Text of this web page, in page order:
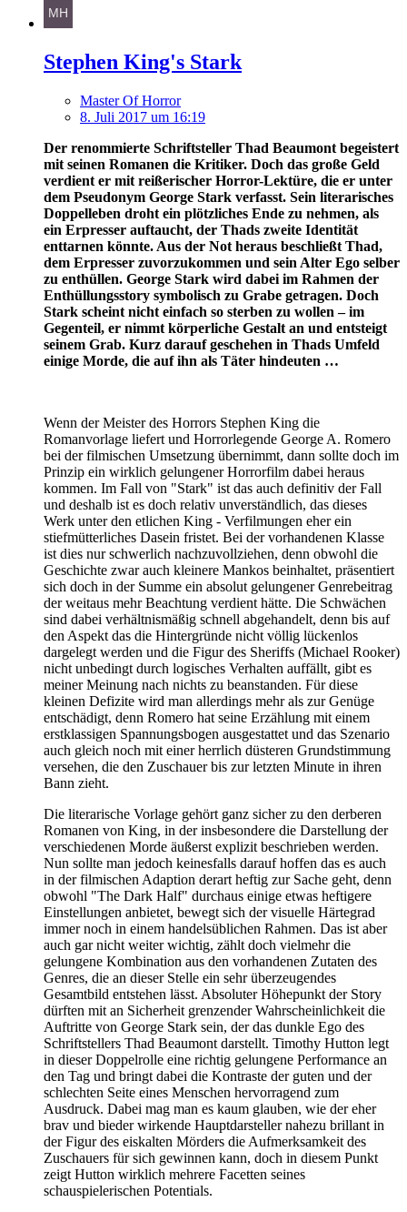
Stephen King's Stark
Master Of Horror
8. Juli 2017 um 16:19
Der renommierte Schriftsteller Thad Beaumont begeistert
mit seinen Romanen die Kritiker. Doch das große Geld
verdient er mit reißerischer Horror-Lektüre, die er unter
dem Pseudonym George Stark verfasst. Sein literarisches
Doppelleben droht ein plötzliches Ende zu nehmen, als
ein Erpresser auftaucht, der Thads zweite Identität
enttarnen könnte. Aus der Not heraus beschließt Thad,
dem Erpresser zuvorzukommen und sein Alter Ego selber
zu enthüllen. George Stark wird dabei im Rahmen der
Enthüllungsstory symbolisch zu Grabe getragen. Doch
Stark scheint nicht einfach so sterben zu wollen – im
Gegenteil, er nimmt körperliche Gestalt an und entsteigt
seinem Grab. Kurz darauf geschehen in Thads Umfeld
einige Morde, die auf ihn als Täter hindeuten …
Wenn der Meister des Horrors Stephen King die
Romanvorlage liefert und Horrorlegende George A. Romero
bei der filmischen Umsetzung übernimmt, dann sollte doch im
Prinzip ein wirklich gelungener Horrorfilm dabei heraus
kommen. Im Fall von "Stark" ist das auch definitiv der Fall
und deshalb ist es doch relativ unverständlich, das dieses
Werk unter den etlichen King - Verfilmungen eher ein
stiefmütterliches Dasein fristet. Bei der vorhandenen Klasse
ist dies nur schwerlich nachzuvollziehen, denn obwohl die
Geschichte zwar auch kleinere Mankos beinhaltet, präsentiert
sich doch in der Summe ein absolut gelungener Genrebeitrag
der weitaus mehr Beachtung verdient hätte. Die Schwächen
sind dabei verhältnismäßig schnell abgehandelt, denn bis auf
den Aspekt das die Hintergründe nicht völlig lückenlos
dargelegt werden und die Figur des Sheriffs (Michael Rooker)
nicht unbedingt durch logisches Verhalten auffällt, gibt es
meiner Meinung nach nichts zu beanstanden. Für diese
kleinen Defizite wird man allerdings mehr als zur Genüge
entschädigt, denn Romero hat seine Erzählung mit einem
erstklassigen Spannungsbogen ausgestattet und das Szenario
auch gleich noch mit einer herrlich düsteren Grundstimmung
versehen, die den Zuschauer bis zur letzten Minute in ihren
Bann zieht.
Die literarische Vorlage gehört ganz sicher zu den derberen
Romanen von King, in der insbesondere die Darstellung der
verschiedenen Morde äußerst explizit beschrieben werden.
Nun sollte man jedoch keinesfalls darauf hoffen das es auch
in der filmischen Adaption derart heftig zur Sache geht, denn
obwohl "The Dark Half" durchaus einige etwas heftigere
Einstellungen anbietet, bewegt sich der visuelle Härtegrad
immer noch in einem handelsüblichen Rahmen. Das ist aber
auch gar nicht weiter wichtig, zählt doch vielmehr die
gelungene Kombination aus den vorhandenen Zutaten des
Genres, die an dieser Stelle ein sehr überzeugendes
Gesamtbild entstehen lässt. Absoluter Höhepunkt der Story
dürften mit an Sicherheit grenzender Wahrscheinlichkeit die
Auftritte von George Stark sein, der das dunkle Ego des
Schriftstellers Thad Beaumont darstellt. Timothy Hutton legt
in dieser Doppelrolle eine richtig gelungene Performance an
den Tag und bringt dabei die Kontraste der guten und der
schlechten Seite eines Menschen hervorragend zum
Ausdruck. Dabei mag man es kaum glauben, wie der eher
brav und bieder wirkende Hauptdarsteller nahezu brillant in
der Figur des eiskalten Mörders die Aufmerksamkeit des
Zuschauers für sich gewinnen kann, doch in diesem Punkt
zeigt Hutton wirklich mehrere Facetten seines
schauspielerischen Potentials.